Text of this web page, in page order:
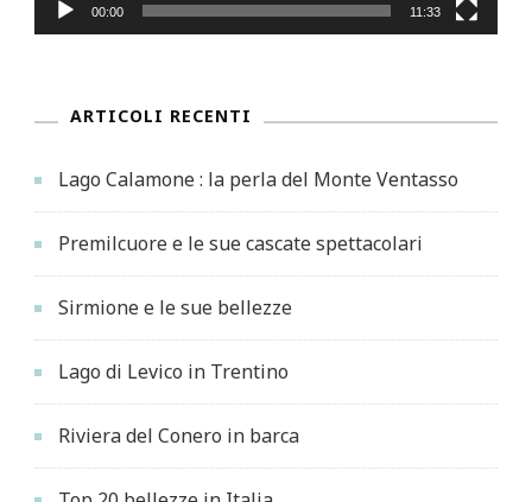
00:00 11:33
ARTICOLI RECENTI
Lago Calamone : la perla del Monte Ventasso
Premilcuore e le sue cascate spettacolari
Sirmione e le sue bellezze
Lago di Levico in Trentino
Riviera del Conero in barca